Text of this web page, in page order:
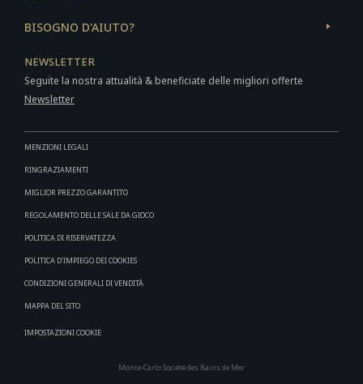
BISOGNO D'AIUTO?
NEWSLETTER
Seguite la nostra attualità & beneficiate delle migliori offerte
Newsletter
MENZIONI LEGALI
RINGRAZIAMENTI
MIGLIOR PREZZO GARANTITO
REGOLAMENTO DELLE SALE DA GIOCO
POLITICA DI RISERVATEZZA
POLITICA D'IMPIEGO DEI COOKIES
CONDIZIONI GENERALI DI VENDITÀ
MAPPA DEL SITO
IMPOSTAZIONI COOKIE
Monte-Carlo Société des Bains de Mer